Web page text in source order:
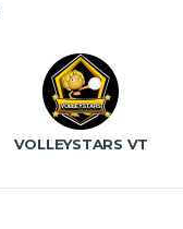
VOLLEYSTARS VT